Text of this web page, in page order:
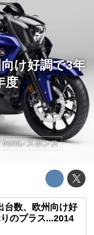
け好調で3年
度
fromレスポンス
台数、欧州向け好
のプラス...2014